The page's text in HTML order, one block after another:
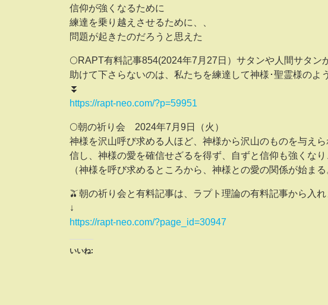
信仰が強くなるために
練達を乗り越えさせるために、、
問題が起きたのだろうと思えた
🌕RAPT有料記事854(2024年7月27日）サタンや人間サタン
助けて下さらないのは、私たちを練達して神様･聖霊様のよ
⏬
https://rapt-neo.com/?p=59951
🌕朝の祈り会 2024年7月9日（火）
神様を沢山呼び求める人ほど、神様から沢山のものを与え
信し、神様の愛を確信せざるを得ず、自ずと信仰も強くな
（神様を呼び求めるところから、神様との愛の関係が始まる
🫒朝の祈り会と有料記事は、ラプト理論の有料記事から入れ
↓
https://rapt-neo.com/?page_id=30947
いいね: